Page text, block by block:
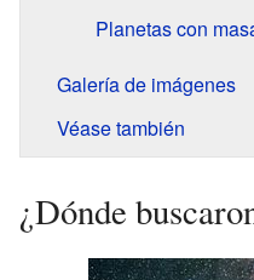
Planetas con
Galería de imágenes
Véase también
¿Dónde